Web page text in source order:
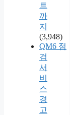
트
까
지
(3,948)
QM6 점
검
서
비
스
경
고